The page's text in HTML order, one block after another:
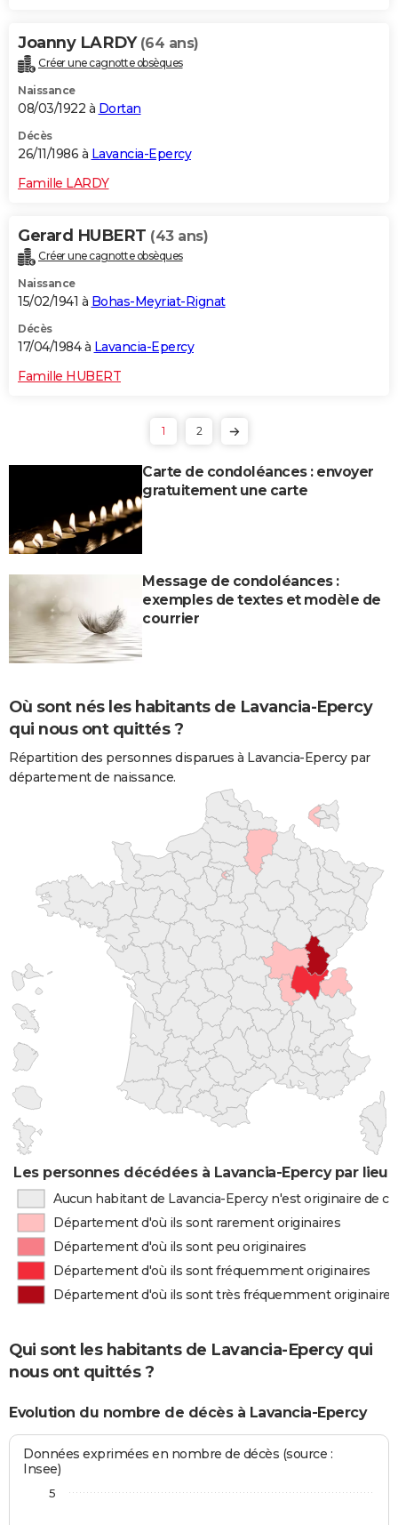
Joanny LARDY (64 ans)
Créer une cagnotte obsèques
Naissance
08/03/1922 à Dortan
Décès
26/11/1986 à Lavancia-Epercy
Famille LARDY
Gerard HUBERT (43 ans)
Créer une cagnotte obsèques
Naissance
15/02/1941 à Bohas-Meyriat-Rignat
Décès
17/04/1984 à Lavancia-Epercy
Famille HUBERT
1 2
Carte de condoléances : envoyer
gratuitement une carte
Message de condoléances :
exemples de textes et modèle de
courrier
Où sont nés les habitants de Lavancia-Epercy
qui nous ont quittés ?
Répartition des personnes disparues à Lavancia-Epercy par
département de naissance.
Les personnes décédées à Lavancia-Epercy par lieu
Aucun habitant de Lavancia-Epercy n'est originaire de
Département d'où ils sont rarement originaires
Département d'où ils sont peu originaires
Département d'où ils sont fréquemment originaires
Département d'où ils sont très fréquemment originaires
Qui sont les habitants de Lavancia-Epercy qui
nous ont quittés ?
Evolution du nombre de décès à Lavancia-Epercy
Données exprimées en nombre de décès (source :
Insee)
5